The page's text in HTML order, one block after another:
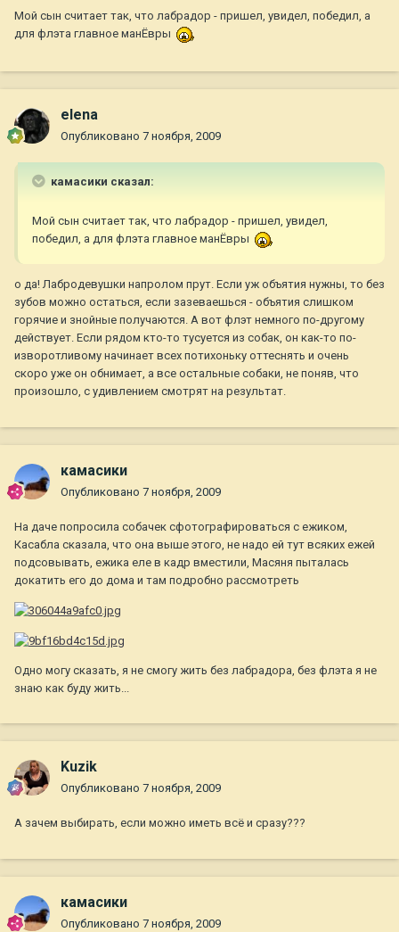
Мой сын считает так, что лабрадор - пришел, увидел, победил, а
для флэта главное манЁвры
elena
Опубликовано 7 ноября, 2009
камасики сказал:
Мой сын считает так, что лабрадор - пришел, увидел,
победил, а для флэта главное манЁвры
о да! Лабродевушки напролом прут. Если уж объятия нужны, то без
зубов можно остаться, если зазеваешься - объятия слишком
горячие и знойные получаются. А вот флэт немного по-другому
действует. Если рядом кто-то тусуется из собак, он как-то по-
изворотливому начинает всех потихоньку оттеснять и очень
скоро уже он обнимает, а все остальные собаки, не поняв, что
произошло, с удивлением смотрят на результат.
камасики
Опубликовано 7 ноября, 2009
На даче попросила собачек сфотографироваться с ежиком,
Касабла сказала, что она выше этого, не надо ей тут всяких ежей
подсовывать, ежика еле в кадр вместили, Масяня пыталась
докатить его до дома и там подробно рассмотреть
Одно могу сказать, я не смогу жить без лабрадора, без флэта я не
знаю как буду жить...
Kuzik
Опубликовано 7 ноября, 2009
А зачем выбирать, если можно иметь всё и сразу???
камасики
Опубликовано 7 ноября, 2009